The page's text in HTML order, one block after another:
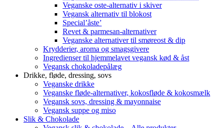
Veganske oste-alternativ i skiver
Vegansk alternativ til blokost
Special’åste’
Revet & parmesan-alternativer
Veganske alternativer til smøreost & dip
Krydderier, aroma og smagsgivere
Ingredienser til hjemmelavet vegansk kød & åst
Vegansk chokoladepålæg
Drikke, fløde, dressing, sovs
Veganske drikke
Veganske fløde-alternativer, kokosfløde & kokosmælk
Vegansk sovs, dressing & mayonnaise
Vegansk suppe og miso
Slik & Chokolade